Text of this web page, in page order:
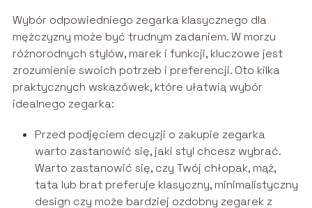
Wybór odpowiedniego zegarka klasycznego dla
mężczyzny może być trudnym zadaniem. W morzu
różnorodnych stylów, marek i funkcji, kluczowe jest
zrozumienie swoich potrzeb i preferencji. Oto kilka
praktycznych wskazówek, które ułatwią wybór
idealnego zegarka:
Przed podjęciem decyzji o zakupie zegarka
warto zastanowić się, jaki styl chcesz wybrać.
Warto zastanowić się, czy Twój chłopak, mąż,
tata lub brat preferuje klasyczny, minimalistyczny
design czy może bardziej ozdobny zegarek z